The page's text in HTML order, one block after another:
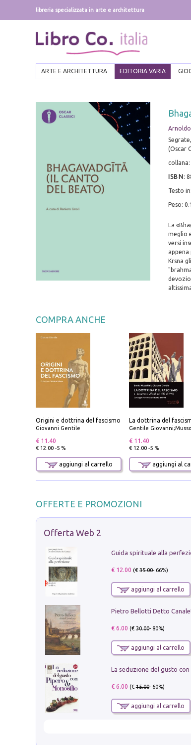
libreria specializzata in arte e architettura
ARTE E ARCHITETTURA EDITORIA VARIA
(Oscar
collana:
ISBN :
Testo in:
Peso:
La
meglio
versi
appena
Krsna
COMPRA ANCHE
Origini e dottrina del fascismo
Giovanni Gentile
€ 11.40
€ 12.00 -5 %
aggiungi al carrello
Gentile
€ 11.40
€ 12.00 -5 %
aggiungi al
OFFERTE E PROMOZIONI
Offerta Web 2
Guida spirituale alla
€ 12.00 (€35.00- 66%)
aggiungi al carrello
€ 6.00 (€30.00- 80%)
aggiungi al carrello
€ 6.00 (€15.00- 60%)
aggiungi al carrello